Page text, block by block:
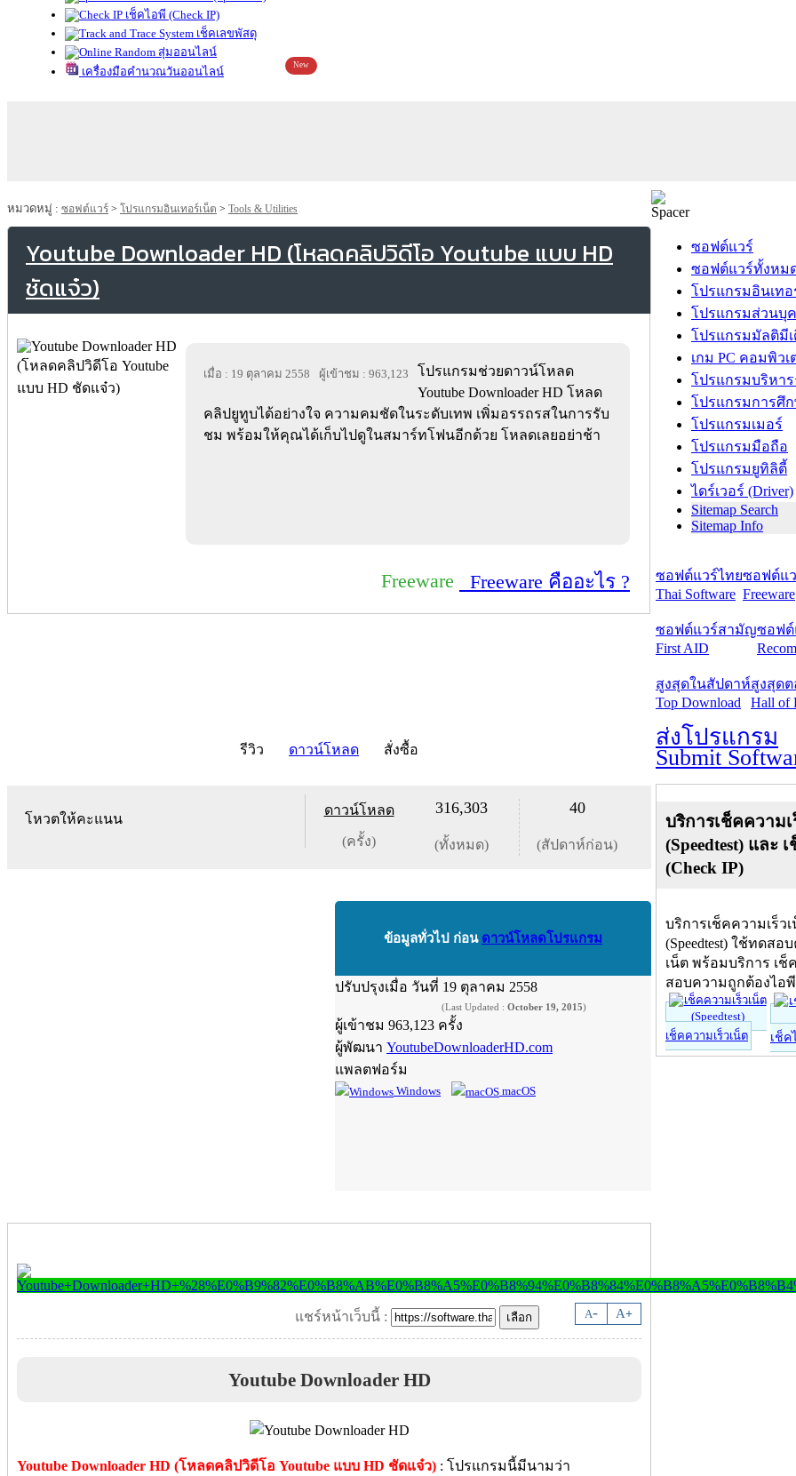
เช็คไอพี (Check IP)
เช็คเลขพัสดุ
สุ่มออนไลน์
เครื่องมือคำนวณวันออนไลน์
New
หมวดหมู่ : ซอฟต์แวร์ > โปรแกรมอินเทอร์เน็ต > Tools & Utilities
Youtube Downloader HD (โหลดคลิปวิดีโอ Youtube แบบ HD
ชัดแจ๋ว)
เมื่อ : 19 ตุลาคม 2558 ผู้เข้าชม : 963,123
โปรแกรมช่วยดาวน์โหลด
Youtube Downloader HD โหลด
คลิปยูทูบได้อย่างใจ ความคมชัดในระดับเทพ เพิ่มอรรถรสในการรับ
ชม พร้อมให้คุณได้เก็บไปดูในสมาร์ทโฟนอีกด้วย โหลดเลยอย่าช้า
Freeware Freeware คืออะไร ?
รีวิว ดาวน์โหลด สั่งซื้อ
โหวตให้คะแนน
ดาวน์โหลด
(ครั้ง)
316,303
(ทั้งหมด)
40
(สัปดาห์ก่อน)
ข้อมูลทั่วไป ก่อน ดาวน์โหลดโปรแกรม
ปรับปรุงเมื่อ วันที่ 19 ตุลาคม 2558
(Last Updated : October 19, 2015)
ผู้เข้าชม 963,123 ครั้ง
ผู้พัฒนา YoutubeDownloaderHD.com
แพลตฟอร์ม
Windows macOS
A- A+
แชร์หน้าเว็บนี้ :
Youtube Downloader HD
Youtube Downloader HD (โหลดคลิปวิดีโอ Youtube แบบ HD ชัดแจ๋ว) : โปรแกรมนี้มีนามว่า
ซอฟต์แวร์
ซอฟต์แวร์ทั้งหม
โปรแกรมอินเทอ
โปรแกรมส่วนบุ
โปรแกรมมัลติมีเ
เกม PC คอมพิวเ
โปรแกรมบริหา
โปรแกรมการศึ
โปรแกรมเมอร์
โปรแกรมมือถือ
โปรแกรมยูทิลิตี้
ไดร์เวอร์ (Driver)
Sitemap Search
Sitemap Info
ซอฟต์แวร์ไทย
Thai Software
ซอฟต์แ
Freeware
ซอฟต์แวร์สามัญ
First AID
ซอฟต์
สูงสุดในสัปดาห์
Top Download
สูงสุด
Hall of
ส่งโปรแกรม
Submit
บริการเช็คความเ
(Speedtest) และ
(Check IP)
บริการเช็คความเร็ว
(Speedtest) ใช้ทดสอ
เน็ต พร้อมบริการ เช็
สอบความถูกต้องไอ
เช็คความเร็วเน็ต เช็ค